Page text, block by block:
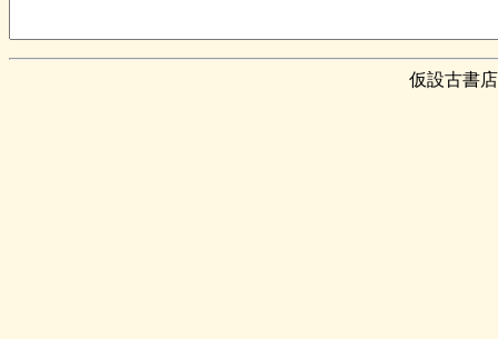
仮設古書店